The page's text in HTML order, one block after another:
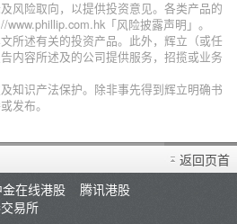
风险取向，以提供投资意见。各类产品的
「风险披露声明」。
所述有关的投资产品。此外，辉立（或任
内容所述及的公司提供服务，招揽或业务
知识产法保护。除非事先得到辉立明确书
发布。
返回页首
金在线港股
腾讯港股
易所